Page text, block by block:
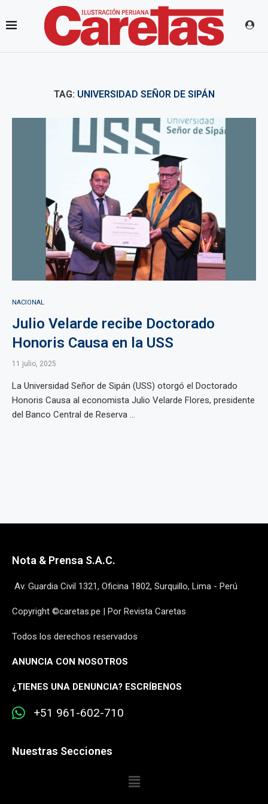
TAG: UNIVERSIDAD SEÑOR DE SIPÁN
NACIONAL
Julio Velarde recibe Doctorado
Honoris Causa en la USS
11 julio, 2025
La Universidad Señor de Sipán (USS) otorgó el Doctorado
Honoris Causa al economista Julio Velarde Flores, presidente
del Banco Central de Reserva ...
Nota & Prensa S.A.C.
Av. Guardia Civil 1321, Oficina 1802, Surquillo, Lima - Perú
Copyright ©caretas.pe | Por Revista Caretas
Todos los derechos reservados
ANUNCIA CON NOSOTROS
¿TIENES UNA DENUNCIA? ESCRÍBENOS
+51 961-602-710
Nuestras Secciones